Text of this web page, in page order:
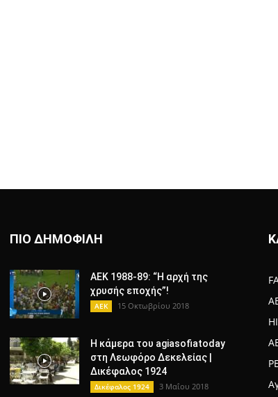
ΠΙΟ ΔΗΜΟΦΙΛΗ
AEK 1988-89: “Η αρχή της
χρυσής εποχής”!
AEK 15 Οκτωβρίου 2018
Η κάμερα του agiasofiatoday
στη Λεωφόρο Δεκελείας |
Δικέφαλος 1924
Δικέφαλος 1924 3 Μαΐου 2018